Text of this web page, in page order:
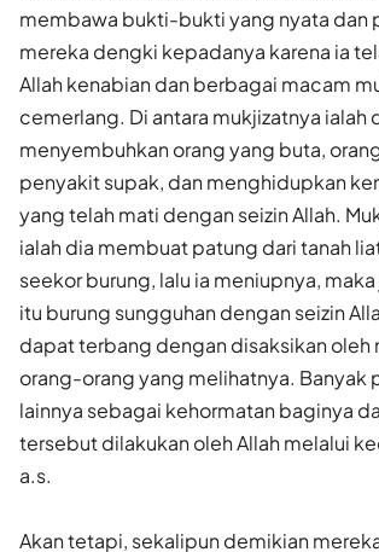
membawa bukti-bukti yang nyata dan
mereka dengki kepadanya karena ia
Allah kenabian dan berbagai macam
cemerlang. Di antara mukjizatnya ialah
menyembuhkan orang yang buta,
penyakit supak, dan menghidupkan
yang telah mati dengan seizin Allah.
ialah dia membuat patung dari tanah
seekor burung, lalu ia meniupnya,
itu burung sungguhan dengan seizin
dapat terbang dengan disaksikan oleh
orang-orang yang melihatnya. Banyak
lainnya sebagai kehormatan baginya
tersebut dilakukan oleh Allah melalui
a.s.
Akan tetapi, sekalipun demikian